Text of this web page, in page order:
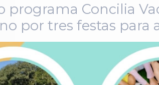
programa Concilia
por tres festas para